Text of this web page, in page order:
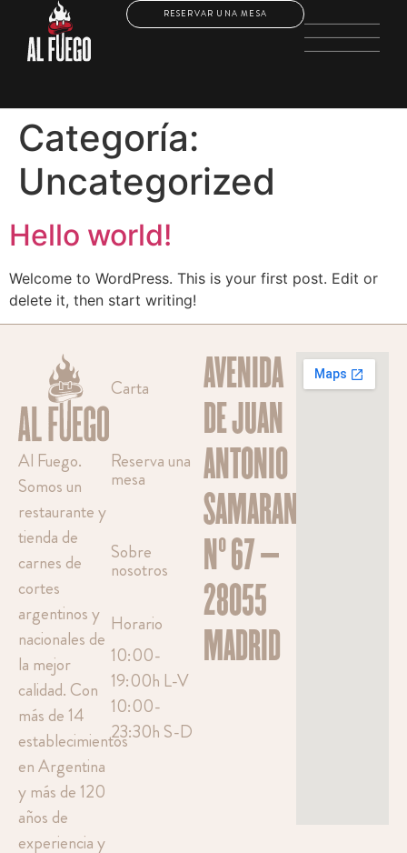
RESERVAR UNA MESA
Categoría:
Uncategorized
Hello world!
Welcome to WordPress. This is your first post. Edit or
delete it, then start writing!
Al Fuego.
Somos un
restaurante y
tienda de
carnes de
cortes
argentinos y
nacionales de
la mejor
calidad. Con
más de 14
establecimientos
en Argentina
y más de 120
años de
experiencia y
Carta
Reserva una
mesa
Sobre
nosotros
Horario
10:00-
19:00h L-V
10:00-
23:30h S-D
AVENIDA
DE JUAN
ANTONIO
SAMARANCH,
Nº 67 –
28055
MADRID